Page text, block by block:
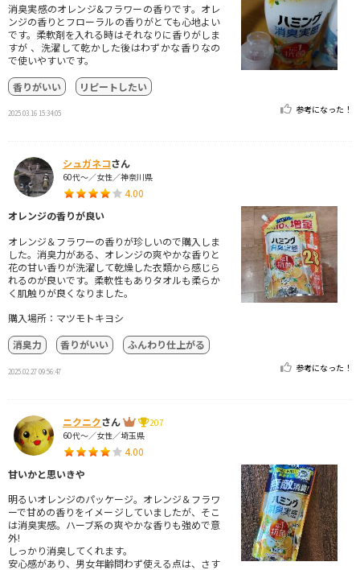
消臭実感のオレンジ&フラワーの香りです。オレ
ンジの香りとフローラルの香りがとても心地よい
です。柔軟剤を入れる時はそれなりに香りがしま
すが 、洗濯して乾かした後はわずかな香りなの
で使いやすいです。
香りがいい
リピートしたい
2025.03.16 15:34:05 参考になった！
シュガネコさん
60代～／女性／神奈川県
4.00
オレンジの香りが良い
オレンジ＆フラワーの香りが珍しいので購入しま
した。消臭力がある、オレンジの爽やかな香りと
花の甘い香りが洗濯して乾燥した衣類から感じら
れるのが良いです。柔軟性もありタオルも柔らか
く肌触りが良くなりました。
購入場所：マツモトキヨシ
消臭力
香りがいい ふんわり仕上がる
2025.02.27 09:56:47 参考になった！
ニクニクさん
207
60代～／女性／埼玉県
4.00
甘いかと思いきや
明るいオレンジのパッケージ。オレンジ＆フラワ
ーで甘めの香りをイメージしていましたが、そこ
は消臭実感。ハーブ系の爽やかな香りも強めで意
外!
しっかり消臭してくれます。
安心感があり、男女年齢問わず使える点は、さす